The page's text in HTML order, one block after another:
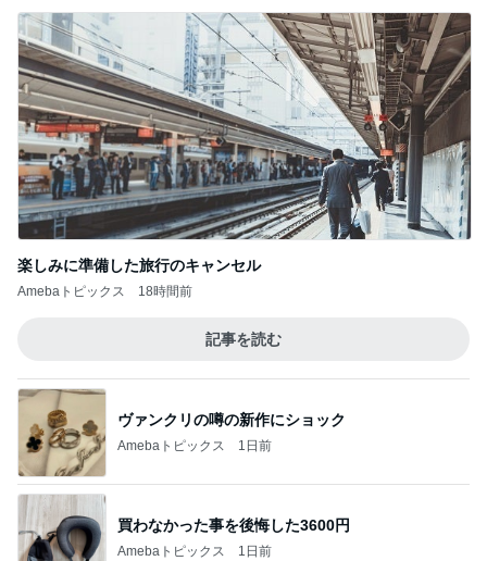
楽しみに準備した旅行のキャンセル
Amebaトピックス 18時間前
記事を読む
ヴァンクリの噂の新作にショック
Amebaトピックス 1日前
買わなかった事を後悔した3600円
Amebaトピックス 1日前